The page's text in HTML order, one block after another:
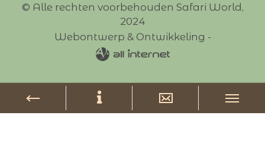
© Alle rechten voorbehouden Safari World,
2024
Webontwerp & Ontwikkeling -